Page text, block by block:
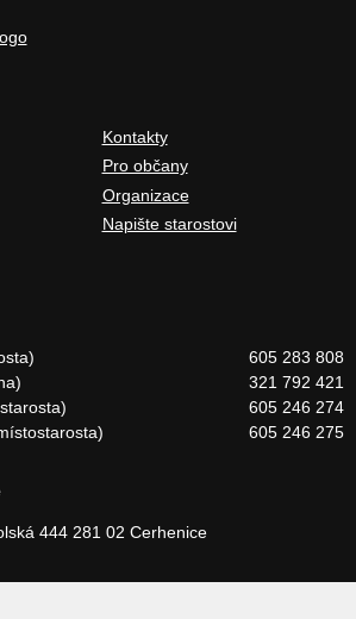
Kontakty
Pro občany
Organizace
Napište starostovi
605 283 808
321 792 421
605 246 274
605 246 275
444281 02 Cerhenice